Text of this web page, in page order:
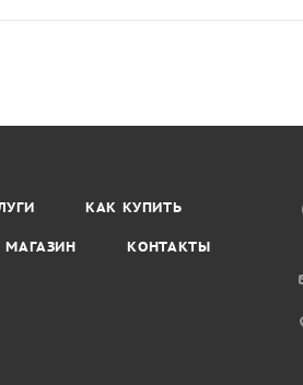
КАК КУПИТЬ
МАГАЗИН КОНТАКТЫ